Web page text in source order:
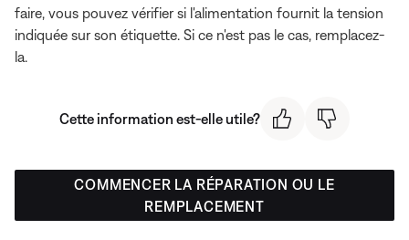
faire, vous pouvez vérifier si l'alimentation fournit la tension
indiquée sur son étiquette. Si ce n'est pas le cas, remplacez-
la.
Cette information est-elle utile?
COMMENCER LA RÉPARATION OU LE
REMPLACEMENT